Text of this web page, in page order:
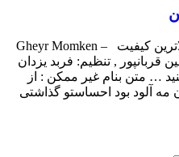
علی لهراسبی بنام غیر ممکن با بالاترین کیفیت – Gheyr Momken
قربانپور , تنظیم: فربد یزدان
… متن بنام غیر ممکن : از
مه آلود بود احساستو گذاشتی